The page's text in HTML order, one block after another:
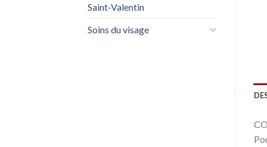
Saint-Valentin
Soins du visage